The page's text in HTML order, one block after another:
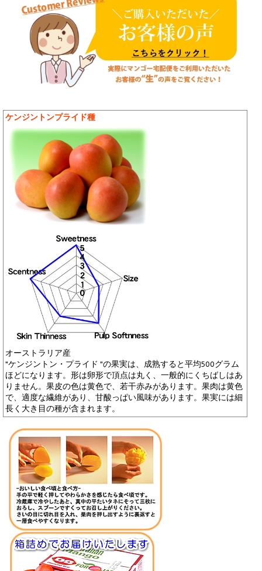
ケンジントンプライド種
オーストラリア産
"ケンジントン・プライド "の果実は、成熟すると平均500グラム
ほどになります。形は卵形で頂点は丸く、一般的にくちばしはあ
りません。果皮の色は黄色で、若干赤みがあります。果肉は黄色
で、適度な繊維があり、甘酸っぱい風味があります。果実には細
長く大き目の種が含まれます。